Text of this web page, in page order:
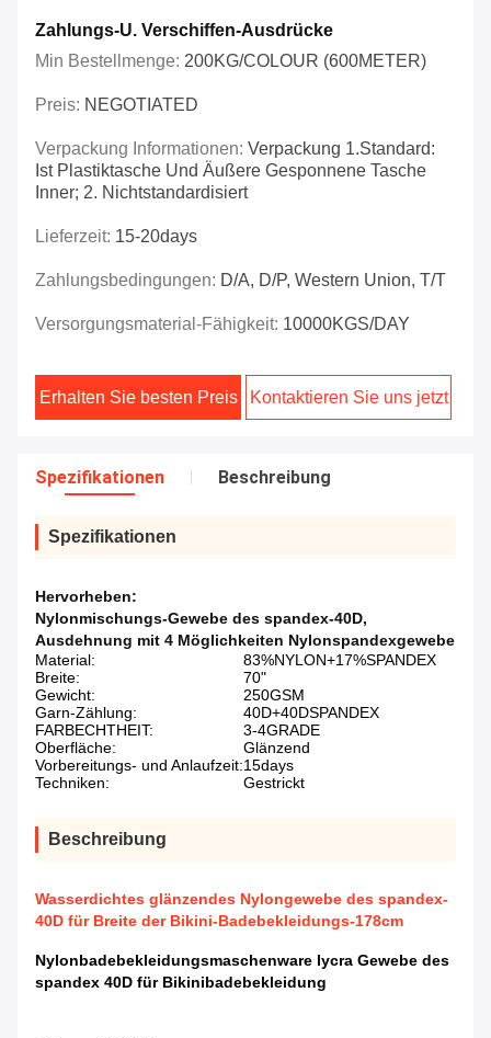
Zahlungs-U. Verschiffen-Ausdrücke
Min Bestellmenge: 200KG/COLOUR (600METER)
Preis: NEGOTIATED
Verpackung Informationen: Verpackung 1.Standard:
Ist Plastiktasche Und Äußere Gesponnene Tasche
Inner; 2. Nichtstandardisiert
Lieferzeit: 15-20days
Zahlungsbedingungen: D/A, D/P, Western Union, T/T
Versorgungsmaterial-Fähigkeit: 10000KGS/DAY
Erhalten Sie besten Preis Kontaktieren Sie uns jetzt
Spezifikationen Beschreibung
Spezifikationen
Hervorheben:
Nylonmischungs-Gewebe des spandex-40D,
Ausdehnung mit 4 Möglichkeiten Nylonspandexgewebe
Material:
83%NYLON+17%SPANDEX
Breite:
70"
Gewicht:
250GSM
Garn-Zählung:
40D+40DSPANDEX
FARBECHTHEIT:
3-4GRADE
Oberfläche:
Glänzend
Vorbereitungs- und Anlaufzeit:15days
Techniken:
Gestrickt
Beschreibung
Wasserdichtes glänzendes Nylongewebe des spandex-
40D für Breite der Bikini-Badebekleidungs-178cm
Nylonbadebekleidungsmaschenware lycra Gewebe des
spandex 40D für Bikinibadebekleidung